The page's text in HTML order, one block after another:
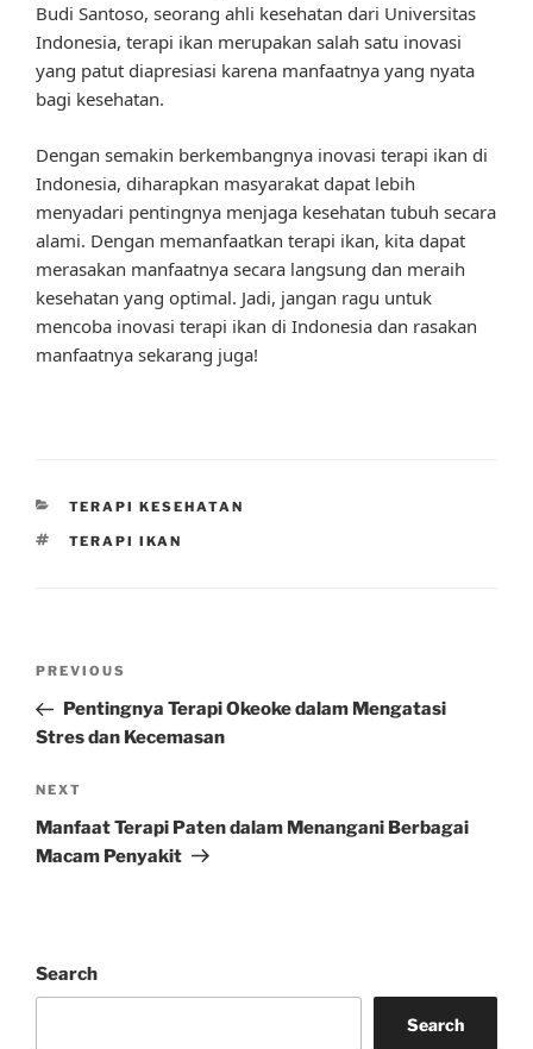
Budi Santoso, seorang ahli kesehatan dari Universitas
Indonesia, terapi ikan merupakan salah satu inovasi
yang patut diapresiasi karena manfaatnya yang nyata
bagi kesehatan.
Dengan semakin berkembangnya inovasi terapi ikan di
Indonesia, diharapkan masyarakat dapat lebih
menyadari pentingnya menjaga kesehatan tubuh secara
alami. Dengan memanfaatkan terapi ikan, kita dapat
merasakan manfaatnya secara langsung dan meraih
kesehatan yang optimal. Jadi, jangan ragu untuk
mencoba inovasi terapi ikan di Indonesia dan rasakan
manfaatnya sekarang juga!
CATEGORIES
TERAPI KESEHATAN
TAGS
TERAPI IKAN
Previous
Post
PREVIOUS
Pentingnya Terapi Okeoke dalam Mengatasi
Stres dan Kecemasan
Next
Post
NEXT
Manfaat Terapi Paten dalam Menangani Berbagai
Macam Penyakit
Search
Search